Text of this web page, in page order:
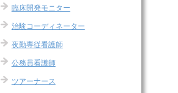
臨床開発モニター
治験コーディネーター
夜勤専従看護師
公務員看護師
ツアーナース